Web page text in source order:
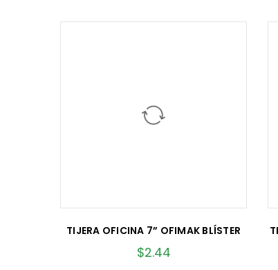
TIJERA OFICINA 7” OFIMAK BLÍSTER
$2.44